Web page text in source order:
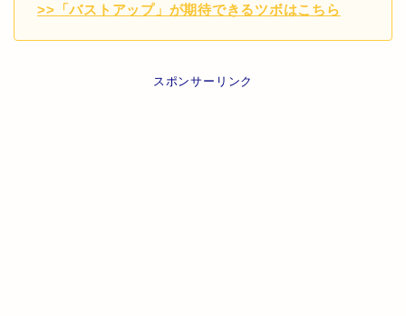
>>「バストアップ」が期待できるツボはこちら
スポンサーリンク